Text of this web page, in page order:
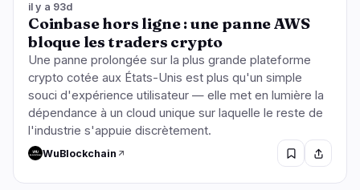
il y a 93d
Coinbase hors ligne : une panne AWS
bloque les traders crypto
Une panne prolongée sur la plus grande plateforme
crypto cotée aux États-Unis est plus qu'un simple
souci d'expérience utilisateur — elle met en lumière la
dépendance à un cloud unique sur laquelle le reste de
l'industrie s'appuie discrètement.
WuBlockchain